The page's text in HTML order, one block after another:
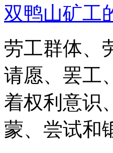
双鸭山矿工
劳工群体、
请愿、罢工
着权利意识
蒙、尝试和